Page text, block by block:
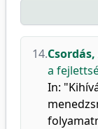
14.Csordás,
a
In: